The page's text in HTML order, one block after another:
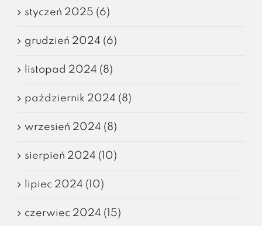
styczeń 2025 (6)
grudzień 2024 (6)
listopad 2024 (8)
październik 2024 (8)
wrzesień 2024 (8)
sierpień 2024 (10)
lipiec 2024 (10)
czerwiec 2024 (15)